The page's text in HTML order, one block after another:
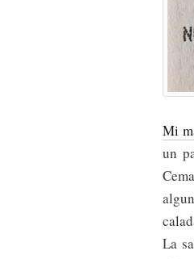
Mi
un
La